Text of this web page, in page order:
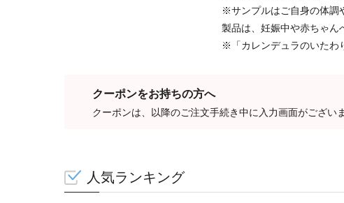
※サンプルはご自身の体調
製品は、妊娠中や赤ちゃん
※「カレンデュラのいたわ
クーポンをお持ちの方へ
クーポンは、以降のご注文手続き中に入力画面がございま
人気ランキング